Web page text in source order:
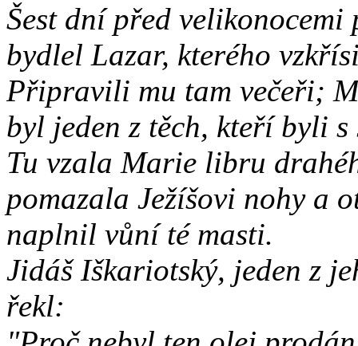
Šest dní před velikonocemi
bydlel Lazar, kterého
Připravili mu tam večeři;
byl jeden z těch, kteří byli s
Tu vzala Marie libru
pomazala Ježíšovi nohy a
naplnil vůní té masti.
Jidáš Iškariotský, jeden z
řekl: